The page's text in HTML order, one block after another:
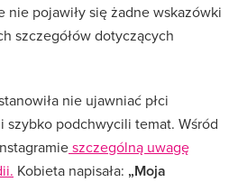
nie pojawiły się żadne wskazówki
szczegółów dotyczących
nie ujawniać płci
podchwycili temat. Wśród
szczególną uwagę
Kobieta napisała: „Moja